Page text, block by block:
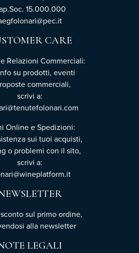
15.000.000
CARE
Relazioni Commerciali:
su prodotti, eventi
commerciali,
scrivi a:
Online e Spedizioni:
sui tuoi acquisti,
o problemi con il sito,
scrivi a:
sul primo ordine,
alla newsletter
LEGALI